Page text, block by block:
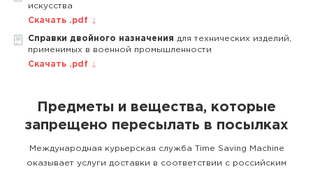
искусства
Скачать .pdf
Справки двойного назначения для технических изделий,
применимых в военной промышленности
Скачать .pdf
Предметы и вещества, которые
запрещено пересылать в посылках
Международная курьерская служба Time Saving Machine
оказывает услуги доставки в соответствии с российским